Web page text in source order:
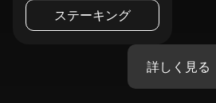
ステーキング
詳しく見る